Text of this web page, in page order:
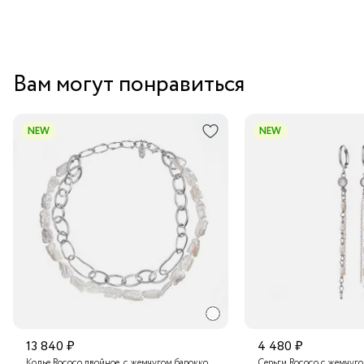
Вам могут понравиться
NEW
13 840 ₽
NEW
4 480 ₽